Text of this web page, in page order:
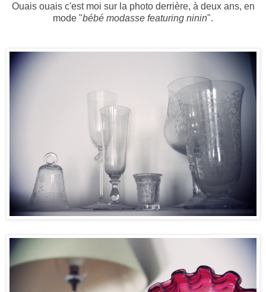
Ouais ouais c'est moi sur la photo derrière, à deux ans, en
mode "bébé modasse featuring ninin".